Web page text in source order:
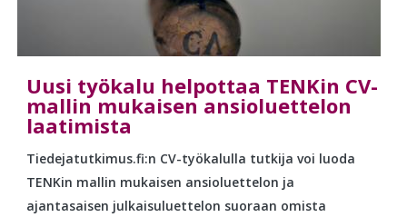
Uusi työkalu helpottaa TENKin CV-
mallin mukaisen ansioluettelon
laatimista
Tiedejatutkimus.fi:n CV-työkalulla tutkija voi luoda
TENKin mallin mukaisen ansioluettelon ja
ajantasaisen julkaisuluettelon suoraan omista